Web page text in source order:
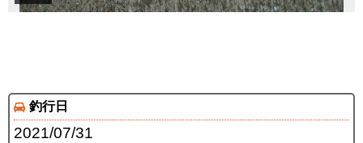
釣行日
2021/07/31